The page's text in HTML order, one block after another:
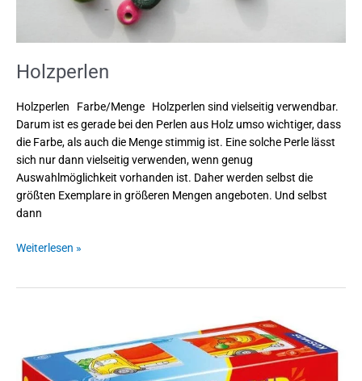
Holzperlen
Holzperlen Farbe/Menge Holzperlen sind vielseitig verwendbar.
Darum ist es gerade bei den Perlen aus Holz umso wichtiger, dass
die Farbe, als auch die Menge stimmig ist. Eine solche Perle lässt
sich nur dann vielseitig verwenden, wenn genug
Auswahlmöglichkeit vorhanden ist. Daher werden selbst die
größten Exemplare in größeren Mengen angeboten. Und selbst
dann
Weiterlesen »
Kinder